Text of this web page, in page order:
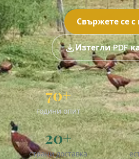
Свържете се с
Изтегли PDF
70+
години опит
20+
страни доставка